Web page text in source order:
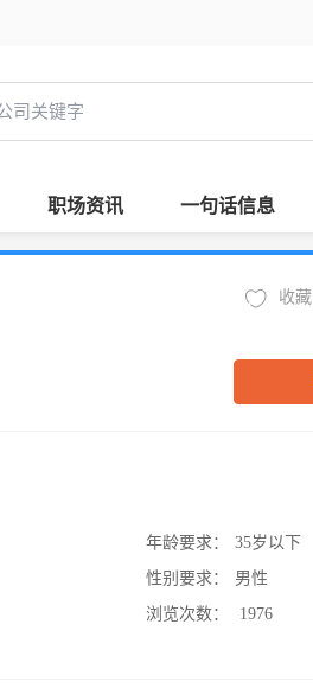
职场资讯 一句话信息
收藏
年龄要求：
35岁以下
性别要求：
男性
浏览次数：
1976